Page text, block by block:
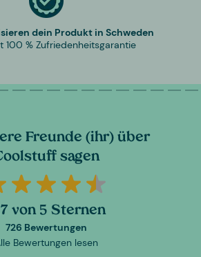
dein Produkt in Schweden
100 % Zufriedenheitsgarantie
Freunde (ihr) über
sagen
von 5 Sternen
726 Bewertungen
Bewertungen lesen